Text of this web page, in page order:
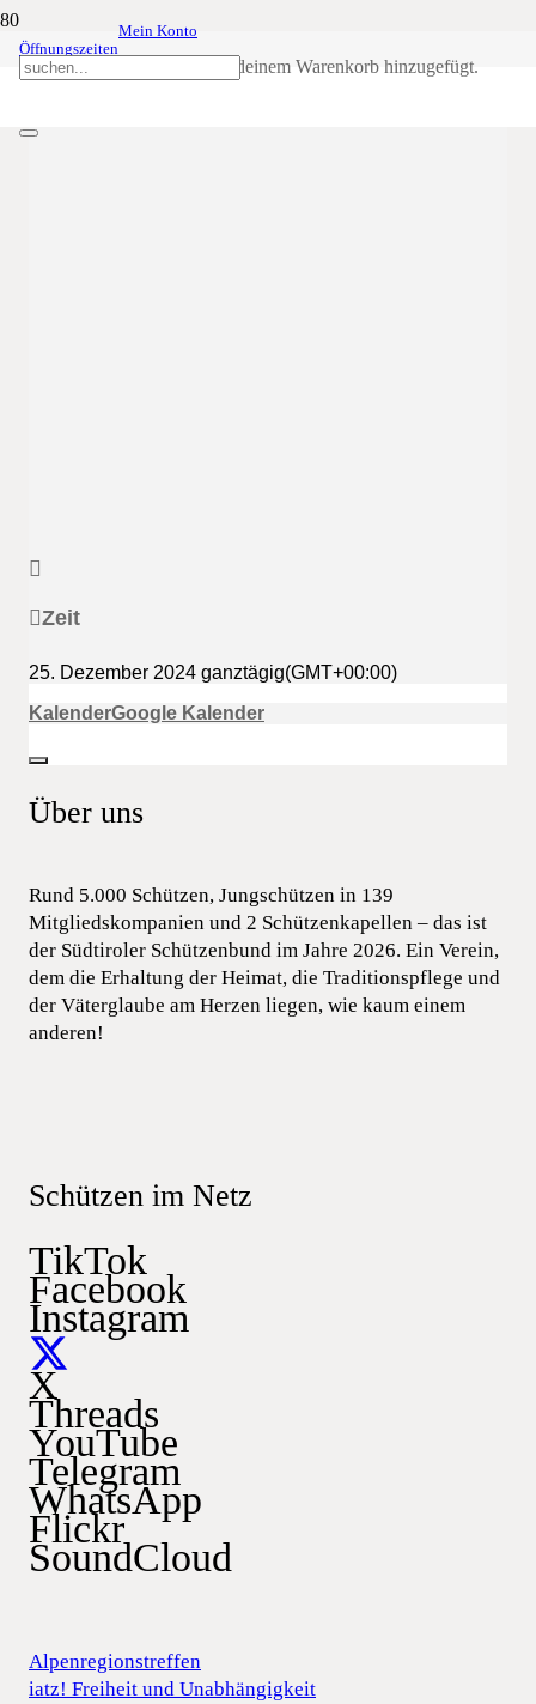
Öffnungszeiten
Mein Konto
wurde deinem Warenkorb hinzugefügt.
25DezganztägigChristtag
Zeit
25. Dezember 2024 ganztägig(GMT+00:00)
KalenderGoogle Kalender
Über uns
Rund 5.000 Schützen, Jungschützen in 139
Mitgliedskompanien und 2 Schützenkapellen – das ist
der Südtiroler Schützenbund im Jahre 2026. Ein Verein,
dem die Erhaltung der Heimat, die Traditionspflege und
der Väterglaube am Herzen liegen, wie kaum einem
anderen!
Schützen im Netz
TikTok
Facebook
Instagram
X
Threads
YouTube
Telegram
WhatsApp
Flickr
SoundCloud
Alpenregionstreffen
iatz! Freiheit und Unabhängigkeit